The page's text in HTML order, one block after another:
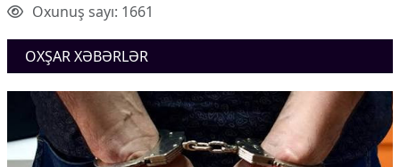
Oxunuş sayı: 1661
OXŞAR XƏBƏRLƏR